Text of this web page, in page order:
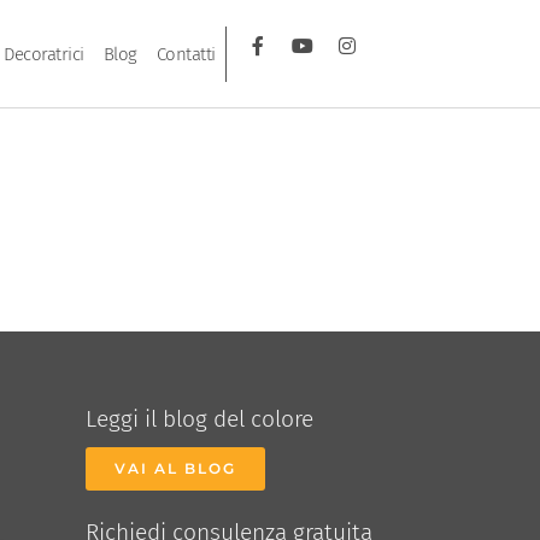
Decoratrici Blog Contatti
Leggi il blog del colore
VAI AL BLOG
Richiedi consulenza gratuita